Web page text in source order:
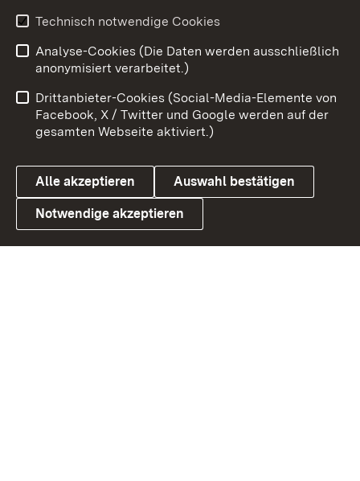
Youtube
Link zum Landesportal
Benutzungshinweise
Barrierefreiheit
Datenschutz
Cookies
Technisch notwendige Cookies
Analyse-Cookies (Die Daten werden ausschließlich
anonymisiert verarbeitet.)
Drittanbieter-Cookies (Social-Media-Elemente von
Facebook, X / Twitter und Google werden auf der
gesamten Webseite aktiviert.)
Alle akzeptieren Auswahl bestätigen
Notwendige akzeptieren